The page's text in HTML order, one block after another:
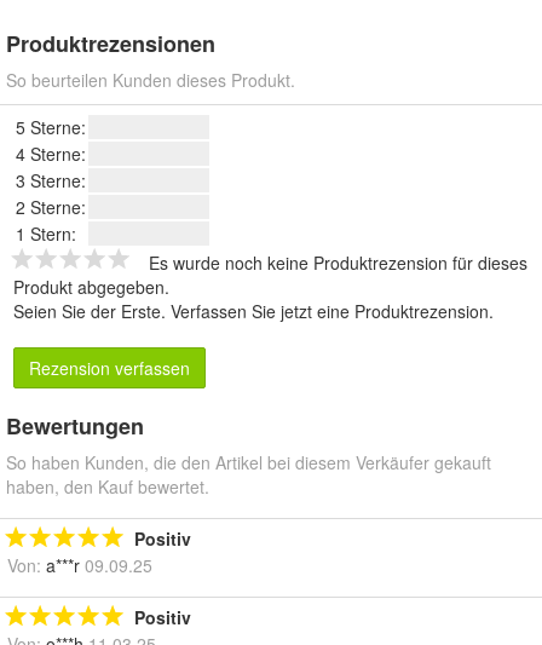
Produktrezensionen
So beurteilen Kunden dieses Produkt.
5 Sterne:
4 Sterne:
3 Sterne:
2 Sterne:
1 Stern:
Es wurde noch keine Produktrezension für dieses
Produkt abgegeben.
Seien Sie der Erste. Verfassen Sie jetzt eine Produktrezension.
Rezension verfassen
Bewertungen
So haben Kunden, die den Artikel bei diesem Verkäufer gekauft
haben, den Kauf bewertet.
Positiv
Von: a***r 09.09.25
Positiv